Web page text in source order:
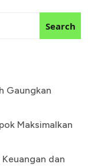
Search
Gaungkan
Maksimalkan
dan